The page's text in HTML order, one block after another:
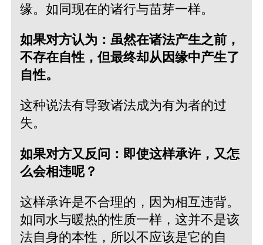
缘。如同现在的诸行与苗芽一样。
如果对方认为：虽然在诸法产生之前，
不存在自性，但最终却从因缘中产生了
自性。
这种说法有导致诸法成为有为者的过
失。
如果对方又反问：即使这样承许，又怎
么会相违呢？
这样承许是不合理的，因为相互违背。
如同水与暖热的性质一样，这并不是该
法自身的本性，所以不应该是它的自